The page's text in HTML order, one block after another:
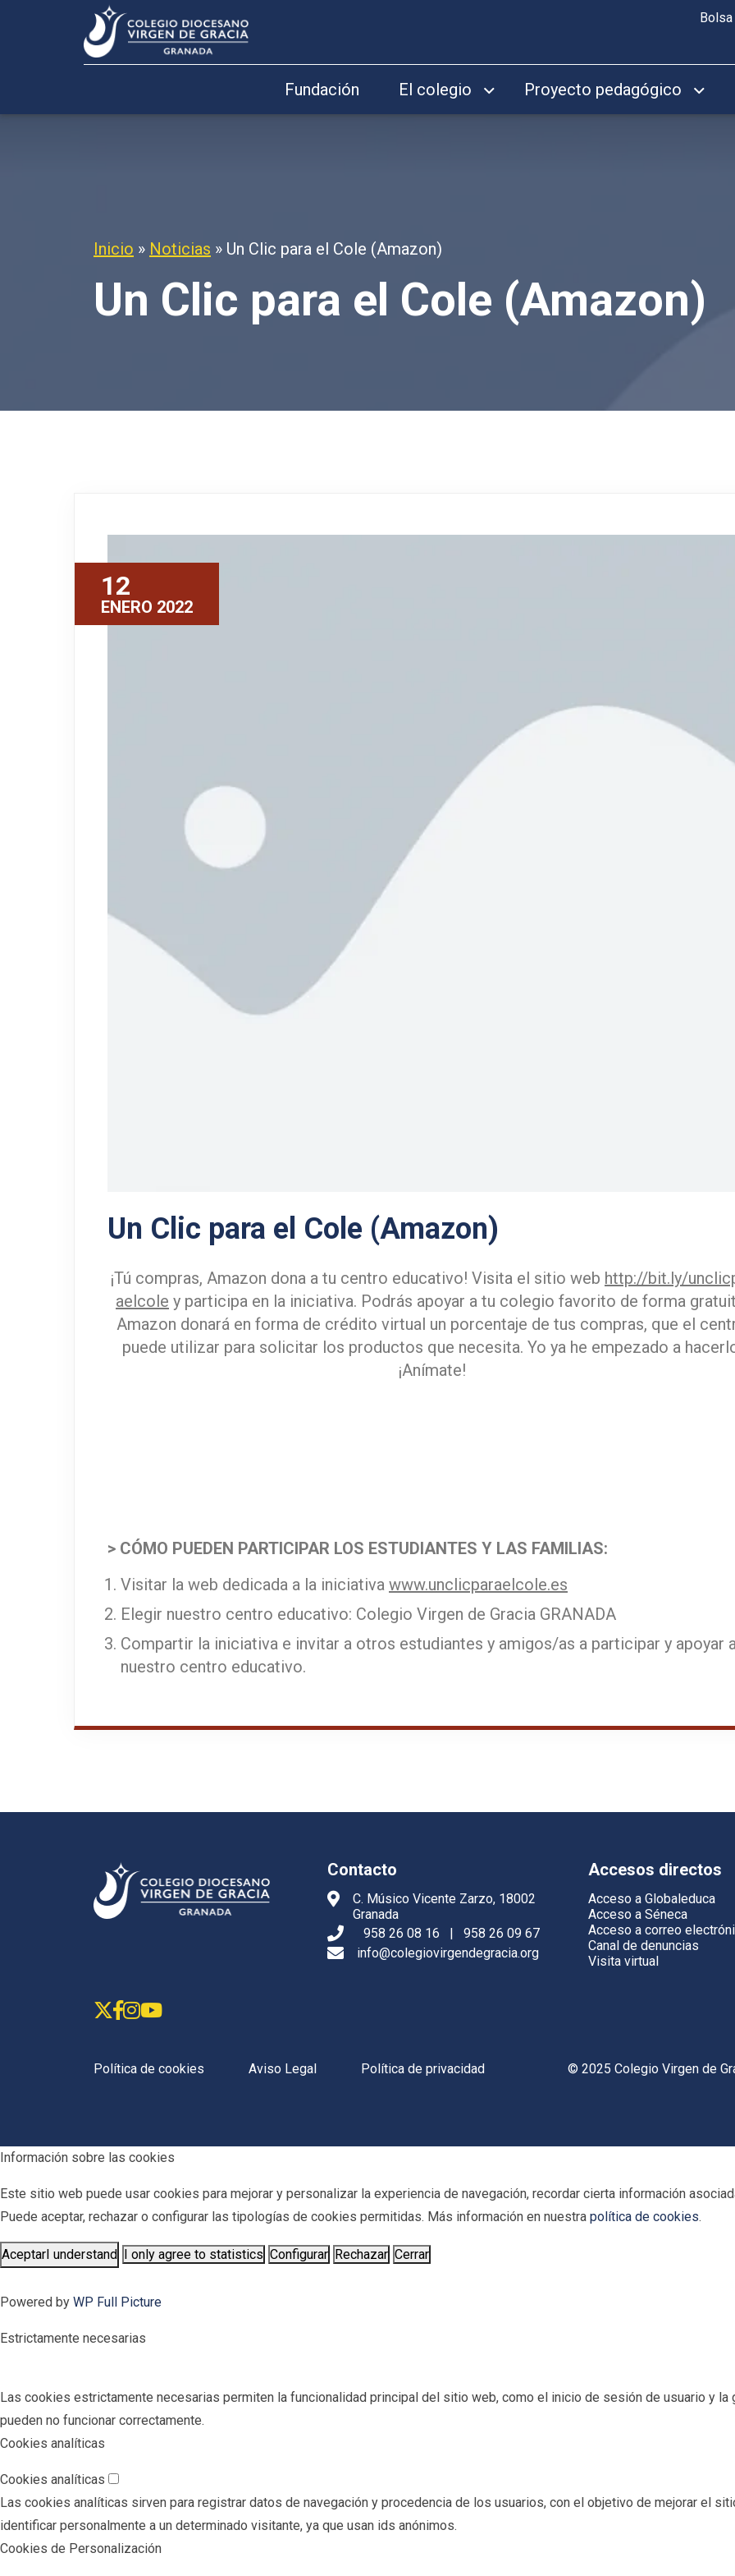
Fundación El colegio Proyecto pedagógico
Inicio » Noticias » Un Clic para el Cole (Amazon)
Un Clic para el Cole (Amazon)
12
ENERO 2022
Un Clic para el Cole (Amazon)
¡Tú compras, Amazon dona a tu centro educativo! Visita el sitio web http://bit.ly/
aelcole y participa en la iniciativa. Podrás apoyar a tu colegio favorito de forma
Amazon donará en forma de crédito virtual un porcentaje de tus compras, que el
puede utilizar para solicitar los productos que necesita. Yo ya he empezado a
¡Anímate!
> CÓMO PUEDEN PARTICIPAR LOS ESTUDIANTES Y LAS FAMILIAS:
Visitar la web dedicada a la iniciativa www.unclicparaelcole.es
Elegir nuestro centro educativo: Colegio Virgen de Gracia GRANADA
Compartir la iniciativa e invitar a otros estudiantes y amigos/as a participar y apoyar
nuestro centro educativo.
Contacto
C. Músico Vicente Zarzo, 18002
Granada
958 26 08 16
|
958 26 09 67
info@colegiovirgendegracia.org
Accesos directos
Acceso a Globaleduca
Acceso a Séneca
Acceso a correo
Canal de denuncias
Visita virtual
Política de cookies Aviso Legal Política de privacidad © 2025 Colegio Virgen de
Información sobre las cookies
Este sitio web puede usar cookies para mejorar y personalizar la experiencia de navegación, recordar cierta información
Puede aceptar, rechazar o configurar las tipologías de cookies permitidas. Más información en nuestra política de cookies.
AceptarI understand I only agree to statistics Configurar Rechazar Cerrar
Powered by WP Full Picture
Estrictamente necesarias
Las cookies estrictamente necesarias permiten la funcionalidad principal del sitio web, como el inicio de sesión de usuario y
pueden no funcionar correctamente.
Cookies analíticas
Cookies analíticas
Las cookies analíticas sirven para registrar datos de navegación y procedencia de los usuarios, con el objetivo de mejorar el
identificar personalmente a un determinado visitante, ya que usan ids anónimos.
Cookies de Personalización